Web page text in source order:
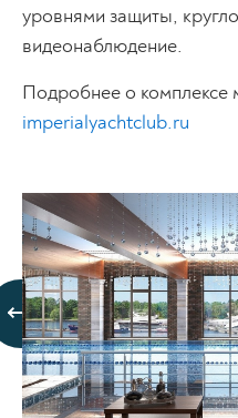
уровнями защиты,
видеонаблюдение.
Подробнее о комплексе
imperialyachtclub.ru